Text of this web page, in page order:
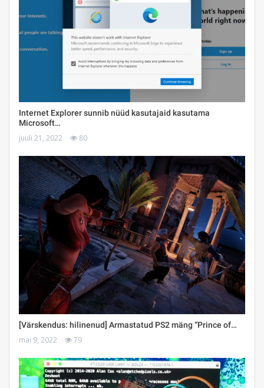
Internet Explorer sunnib nüüd kasutajaid kasutama
Microsoft…
juuli 21, 2022 80
[Värskendus: hilinenud] Armastatud PS2 mäng “Prince of…
mai 9, 2022 79